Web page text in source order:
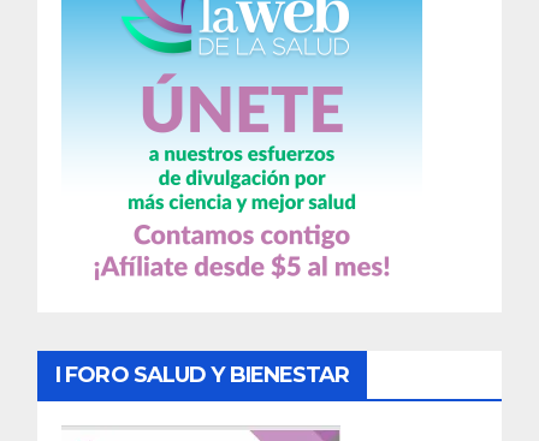
I FORO SALUD Y BIENESTAR